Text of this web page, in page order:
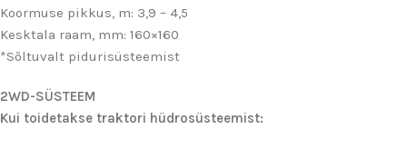
Koormuse pikkus, m: 3,9 – 4,5
Kesktala raam, mm: 160×160
*Sõltuvalt pidurisüsteemist
2WD-SÜSTEEM
Kui toidetakse traktori hüdrosüsteemist: